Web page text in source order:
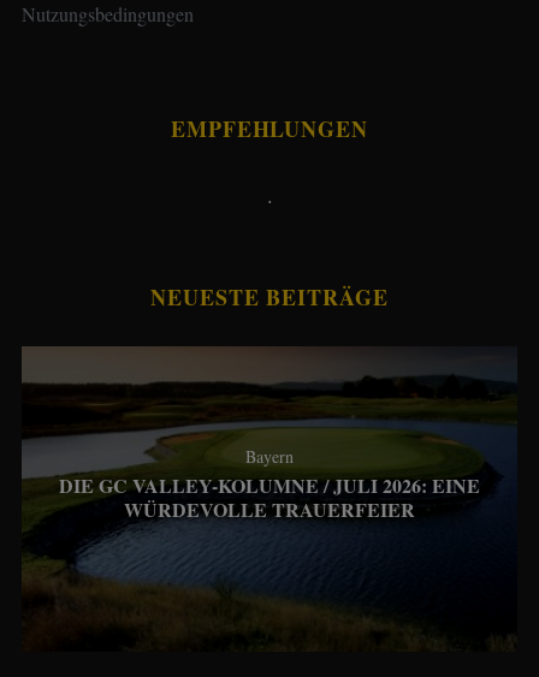
Nutzungsbedingungen
EMPFEHLUNGEN
.
NEUESTE BEITRÄGE
Bayern
DIE GC VALLEY-KOLUMNE / JULI 2026: EINE
WÜRDEVOLLE TRAUERFEIER